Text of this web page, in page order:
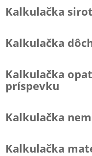
Kalkulačka
Kalkulačka
Kalkulačka
príspevku
Kalkulačka
Kalkulačka